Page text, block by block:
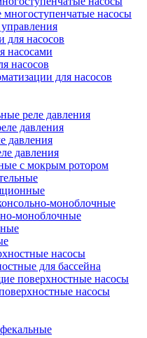
многоступенчатые насосы
для насосов
насосами
насосов
для насосов
реле давления
давления
давления
давления
с мокрым ротором
моноблочные
моноблочные
насосы
для бассейна
поверхностные насосы
насосы